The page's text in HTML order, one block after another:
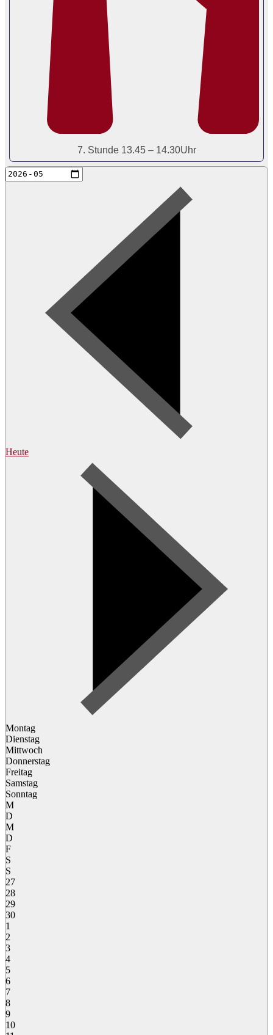
7. Stunde 13.45 – 14.30Uhr
Heute
Montag
Dienstag
Mittwoch
Donnerstag
Freitag
Samstag
Sonntag
M
D
M
D
F
S
S
27
28
29
30
1
2
3
4
5
6
7
8
9
10